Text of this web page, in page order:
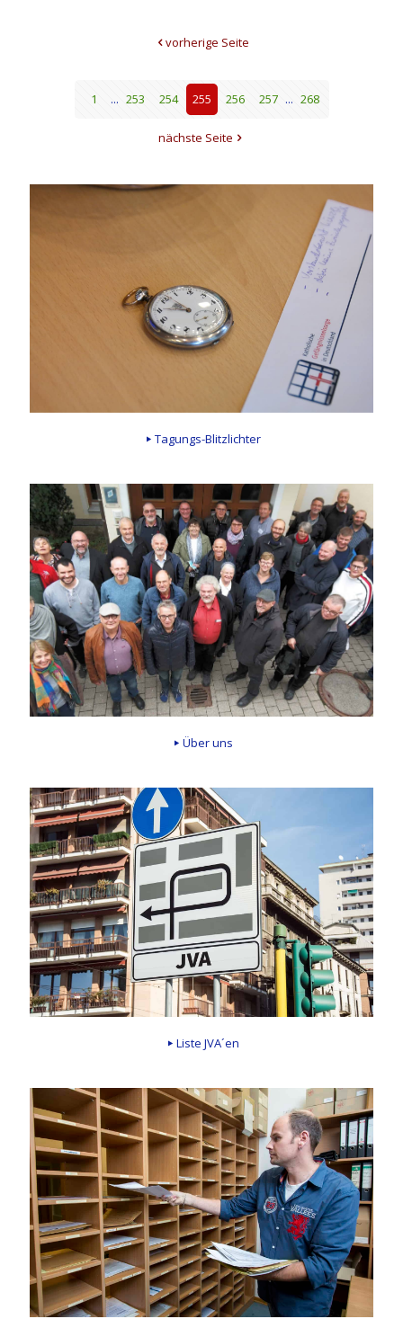
vorherige Seite
1 ... 253 254 255 256 257 ... 268
nächste Seite
Tagungs-Blitzlichter
Über uns
Liste JVA´en